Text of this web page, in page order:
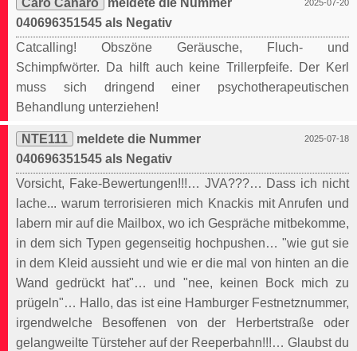
2025-07-20
Caro Canaro
meldete die Nummer
040696351545 als Negativ
Catcalling! Obszöne Geräusche, Fluch- und
Schimpfwörter. Da hilft auch keine Trillerpfeife. Der Kerl
muss sich dringend einer psychotherapeutischen
Behandlung unterziehen!
2025-07-18
NTE111
meldete die Nummer
040696351545 als Negativ
Vorsicht, Fake-Bewertungen!!!… JVA???… Dass ich nicht
lache... warum terrorisieren mich Knackis mit Anrufen und
labern mir auf die Mailbox, wo ich Gespräche mitbekomme,
in dem sich Typen gegenseitig hochpushen… "wie gut sie
in dem Kleid aussieht und wie er die mal von hinten an die
Wand gedrückt hat"… und "nee, keinen Bock mich zu
prügeln"… Hallo, das ist eine Hamburger Festnetznummer,
irgendwelche Besoffenen von der Herbertstraße oder
gelangweilte Türsteher auf der Reeperbahn!!!… Glaubst du